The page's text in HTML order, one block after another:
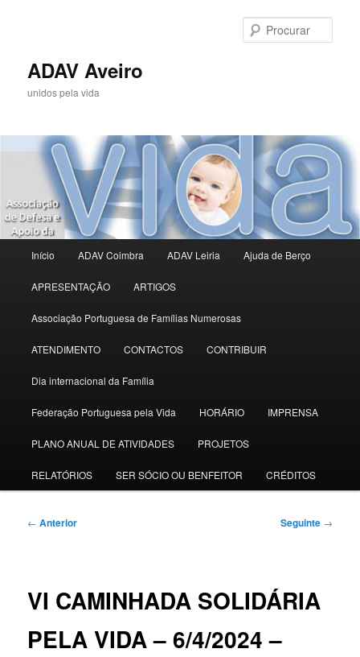
primárioADAV Aveiro
unidos pela vida
principal
Início ADAV Coimbra ADAV Leiria Ajuda de Berço
APRESENTAÇÃO ARTIGOS
Associação Portuguesa de Famílias Numerosas
ATENDIMENTO CONTACTOS CONTRIBUIR
Dia internacional da Família
Federação Portuguesa pela Vida HORÁRIO IMPRENSA
PLANO ANUAL DE ATIVIDADES PROJETOS
RELATÓRIOS SER SÓCIO OU BENFEITOR CRÉDITOS
Navegação
← Anterior Seguinte →
VI CAMINHADA SOLIDÁRIA
PELA VIDA – 6/4/2024 –